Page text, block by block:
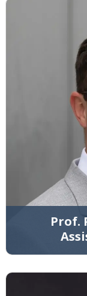
Prof.